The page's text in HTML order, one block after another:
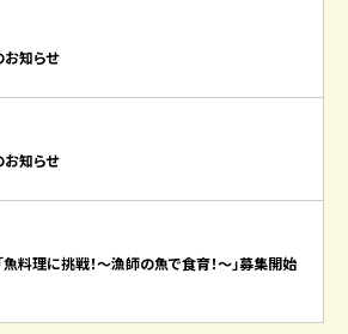
知らせ
知らせ
料理に挑戦！～漁師の魚で食育！～」募集開始